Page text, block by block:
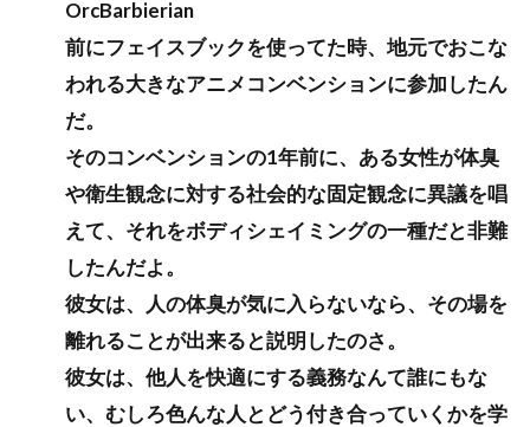
OrcBarbierian
前にフェイスブックを使ってた時、地元でおこな
われる大きなアニメコンベンションに参加したん
だ。
そのコンベンションの1年前に、ある女性が体臭
や衛生観念に対する社会的な固定観念に異議を唱
えて、それをボディシェイミングの一種だと非難
したんだよ。
彼女は、人の体臭が気に入らないなら、その場を
離れることが出来ると説明したのさ。
彼女は、他人を快適にする義務なんて誰にもな
い、むしろ色んな人とどう付き合っていくかを学